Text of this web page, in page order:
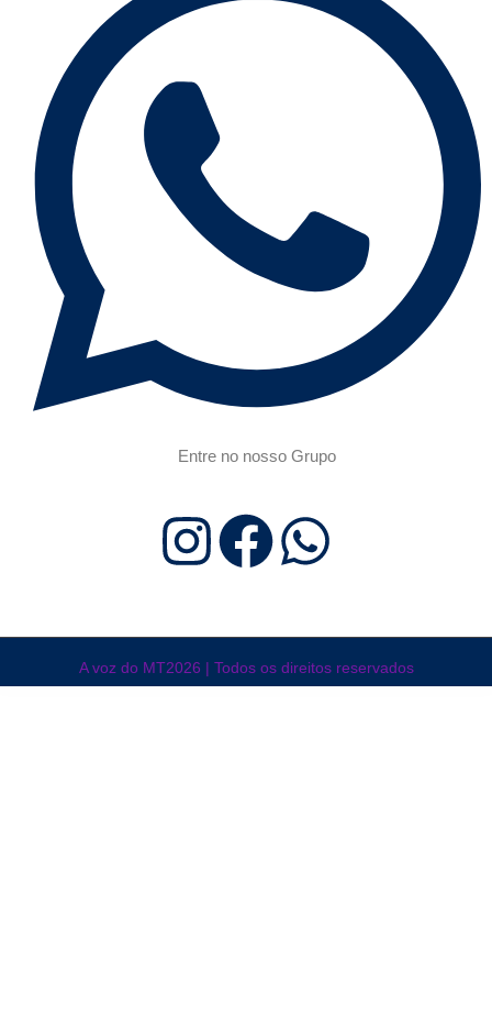
Entre no nosso Grupo
A voz do MT2026 | Todos os direitos reservados